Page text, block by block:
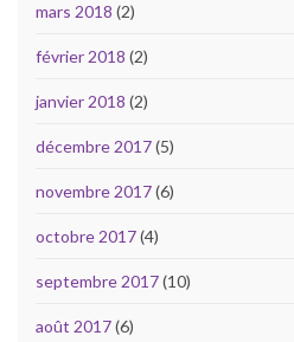
mars 2018 (2)
février 2018 (2)
janvier 2018 (2)
décembre 2017(5)
novembre 2017(6)
octobre 2017(4)
septembre 2017(10)
août 2017(6)